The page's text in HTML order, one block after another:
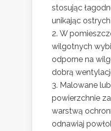
stosując
unikając
W
wilgotnych
odporne na
dobrą
Malowane
powierzchnie
warstwą
odnawiaj